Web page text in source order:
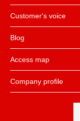
Customer's voice
Blog
Access map
Company profile